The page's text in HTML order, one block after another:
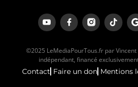
©2025 LeMediaPourTous.fr par Vincent
indépendant, financé
Contact Faire un don Mentions